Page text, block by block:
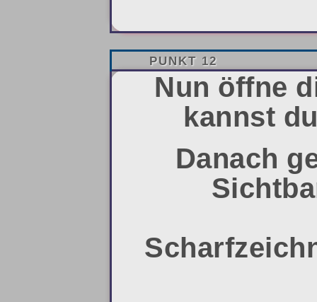
PUNKT 12
Nun öffne
kannst
Danach